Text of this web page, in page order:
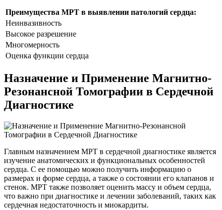
Преимущества МРТ в выявлении патологий сердца:
Неинвазивность
Высокое разрешение
Многомерность
Оценка функции сердца
Назначение и Применение Магнитно-
Резонансной Томографии в Сердечной
Диагностике
Главным назначением МРТ в сердечной диагностике является
изучение анатомических и функциональных особенностей
сердца. С ее помощью можно получить информацию о
размерах и форме сердца, а также о состоянии его клапанов и
стенок. МРТ также позволяет оценить массу и объем сердца,
что важно при диагностике и лечении заболеваний, таких как
сердечная недостаточность и миокардиты.